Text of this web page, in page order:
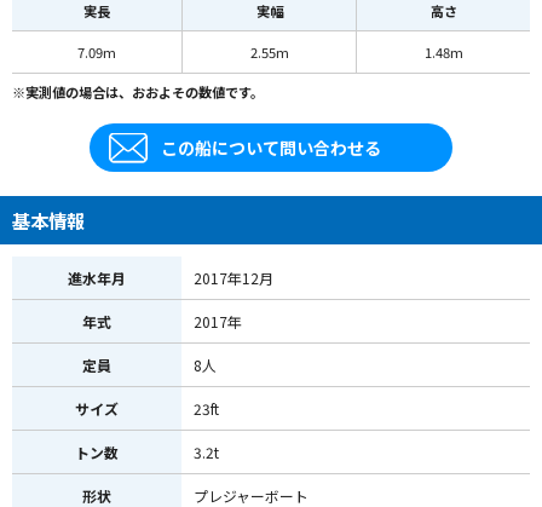
実長 実幅 高さ
7.09m 2.55m 1.48m
※実測値の場合は、おおよその数値です。
この船について問い合わせる
基本情報
進水年月 2017年12月
年式 2017年
定員 8人
サイズ 23ft
トン数 3.2t
形状 プレジャーボート